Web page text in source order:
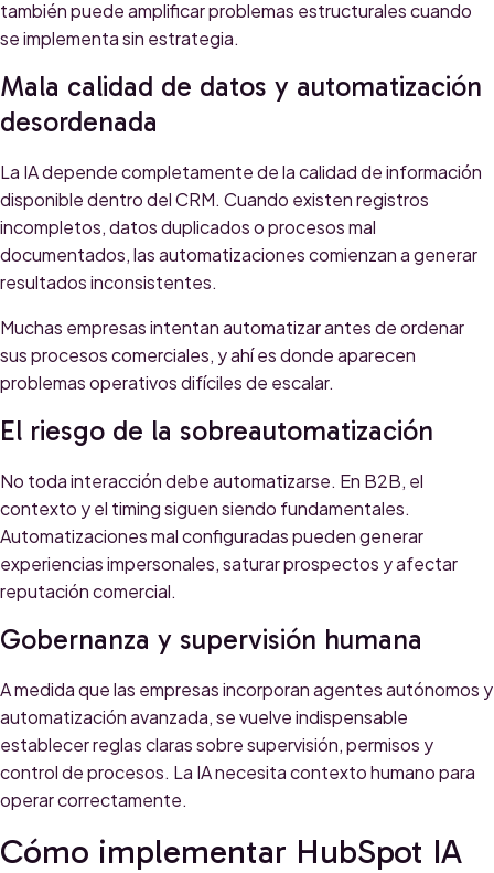
también puede amplificar problemas estructurales cuando
se implementa sin estrategia.
Mala calidad de datos y automatización
desordenada
La IA depende completamente de la calidad de información
disponible dentro del CRM. Cuando existen registros
incompletos, datos duplicados o procesos mal
documentados, las automatizaciones comienzan a generar
resultados inconsistentes.
Muchas empresas intentan automatizar antes de ordenar
sus procesos comerciales, y ahí es donde aparecen
problemas operativos difíciles de escalar.
El riesgo de la sobreautomatización
No toda interacción debe automatizarse. En B2B, el
contexto y el timing siguen siendo fundamentales.
Automatizaciones mal configuradas pueden generar
experiencias impersonales, saturar prospectos y afectar
reputación comercial.
Gobernanza y supervisión humana
A medida que las empresas incorporan agentes autónomos y
automatización avanzada, se vuelve indispensable
establecer reglas claras sobre supervisión, permisos y
control de procesos. La IA necesita contexto humano para
operar correctamente.
Cómo implementar HubSpot IA